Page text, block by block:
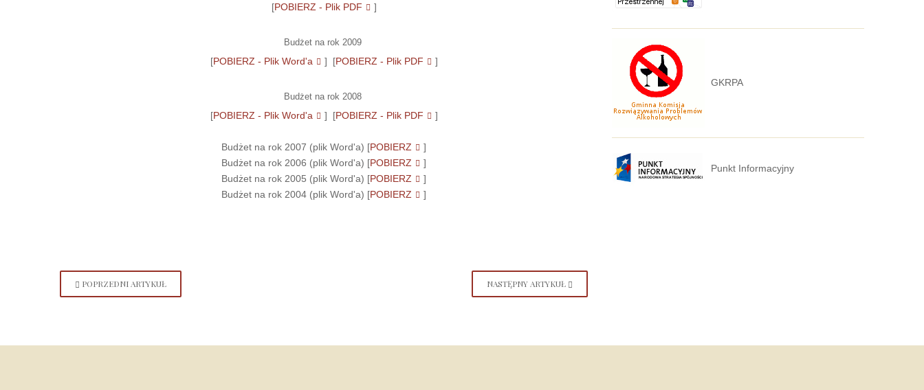
[POBIERZ - Plik PDF ]
Budżet na rok 2009
[POBIERZ - Plik Word'a ] [POBIERZ - Plik PDF ]
Budżet na rok 2008
[POBIERZ - Plik Word'a ] [POBIERZ - Plik PDF ]
Budżet na rok 2007 (plik Word'a) [POBIERZ
]
Budżet na rok 2006 (plik Word'a) [POBIERZ
]
Budżet na rok 2005 (plik Word'a) [POBIERZ
]
Budżet na rok 2004 (plik Word'a) [POBIERZ ]
POPRZEDNI ARTYKUŁ NASTĘPNY ARTYKUŁ
GKRPA
Punkt Informacyjny